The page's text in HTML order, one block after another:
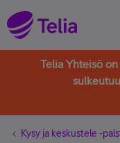
Telia Yhteisö
Kysy ja keskustele -